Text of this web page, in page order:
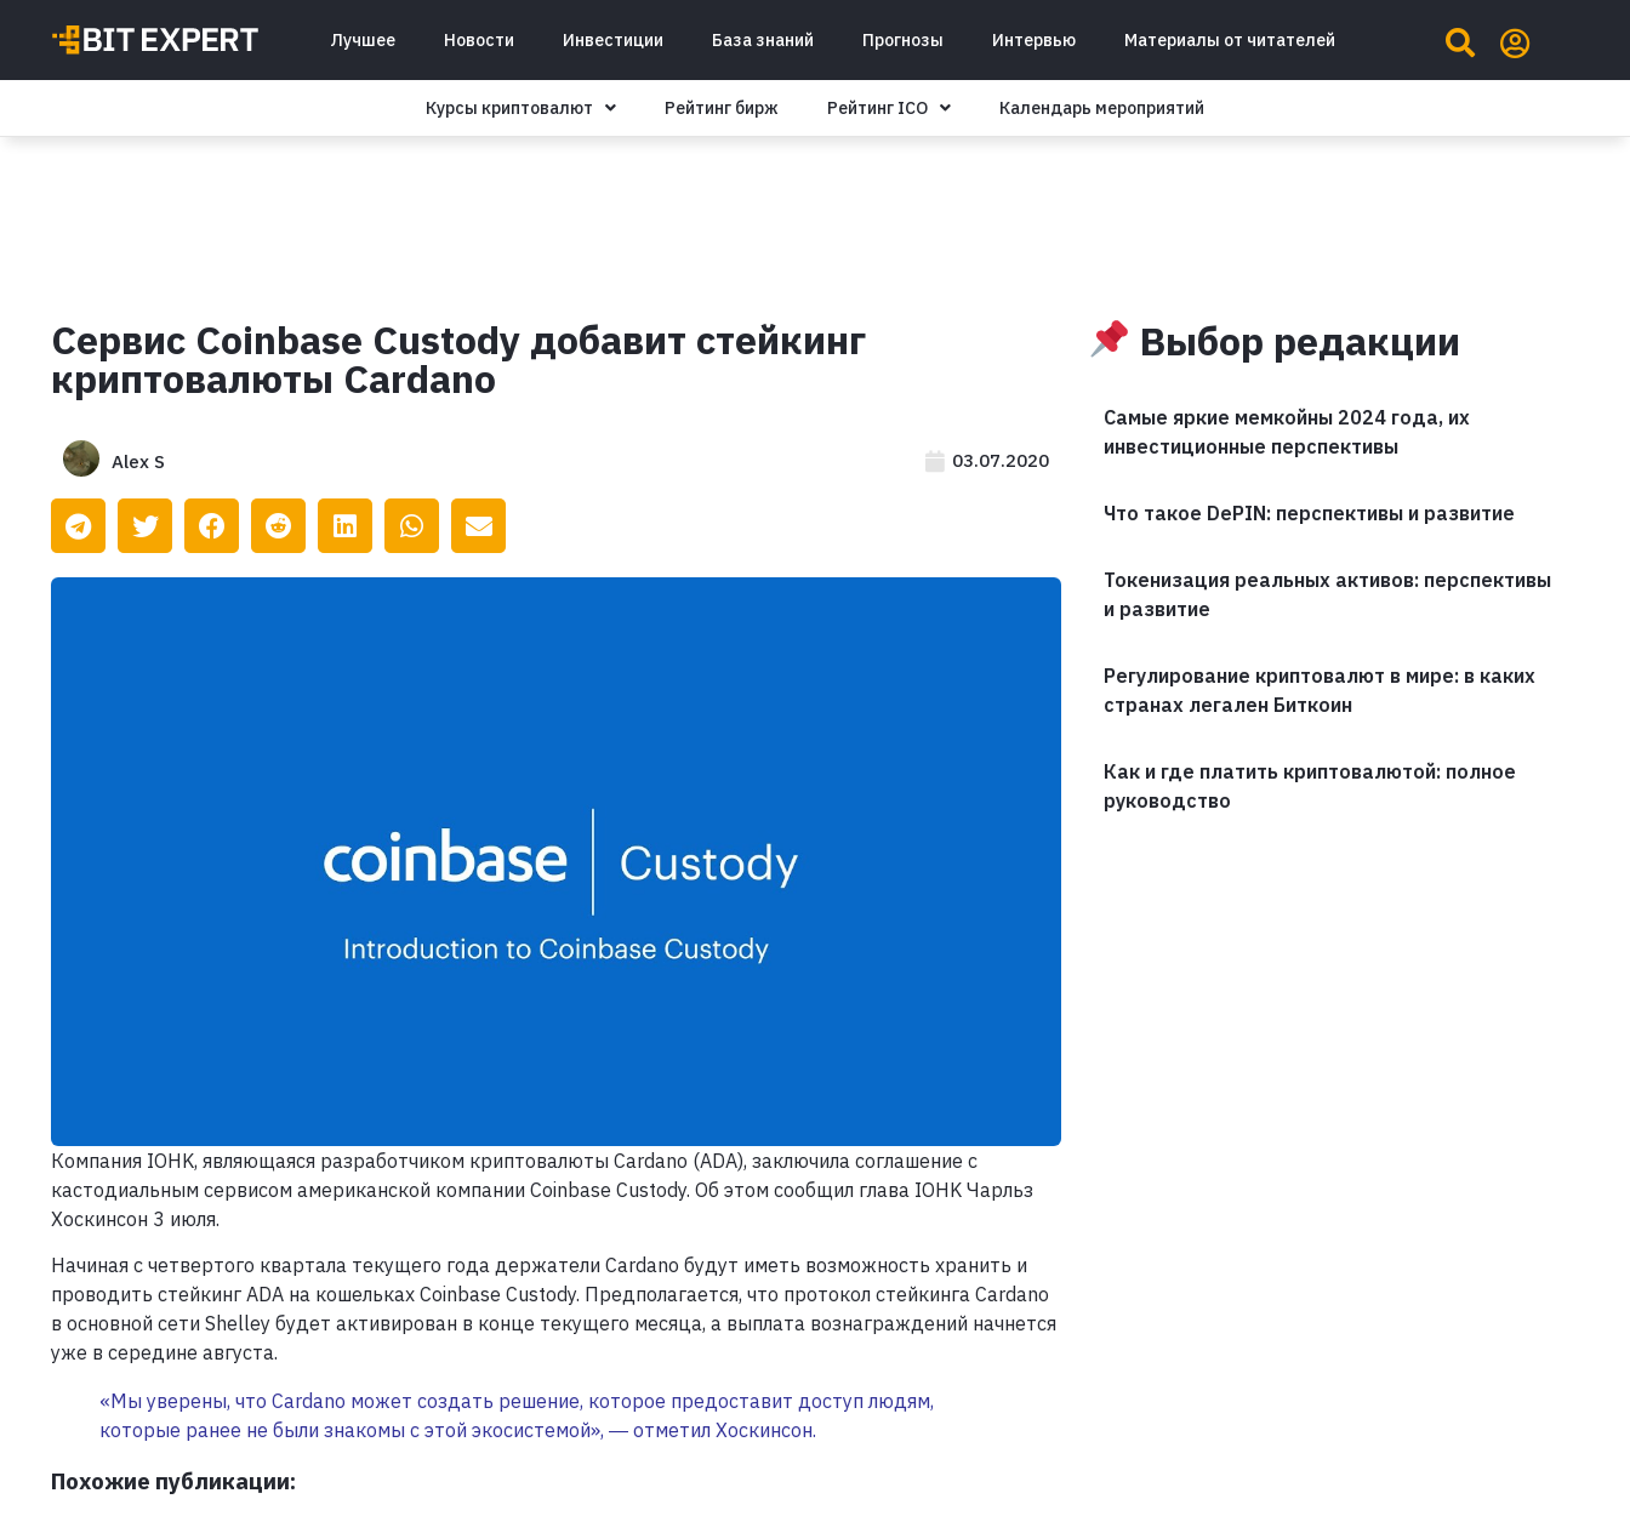
Лучшее Новости Инвестиции База знаний Прогнозы Интервью Материалы от читателей
Курсы криптовалют Рейтинг бирж Рейтинг ICO Календарь мероприятий
Сервис Coinbase Custody добавит стейкинг
криптовалюты Cardano
Alex S 03.07.2020
Компания IOHK, являющаяся разработчиком криптовалюты Cardano (ADA), заключила соглашение с
кастодиальным сервисом американской компании Coinbase Custody. Об этом сообщил глава IOHK Чарльз
Хоскинсон 3 июля.
Начиная с четвертого квартала текущего года держатели Cardano будут иметь возможность хранить и
проводить стейкинг ADA на кошельках Coinbase Custody. Предполагается, что протокол стейкинга Cardano
в основной сети Shelley будет активирован в конце текущего месяца, а выплата вознаграждений начнется
уже в середине августа.
«Мы уверены, что Cardano может создать решение, которое предоставит доступ людям,
которые ранее не были знакомы с этой экосистемой», ― отметил Хоскинсон.
Похожие публикации:
Выбор редакции
Самые яркие мемкойны 2024 года, их
инвестиционные перспективы
Что такое DePIN: перспективы и развитие
Токенизация реальных активов: перспективы
и развитие
Регулирование криптовалют в мире: в каких
странах легален Биткоин
Как и где платить криптовалютой: полное
руководство